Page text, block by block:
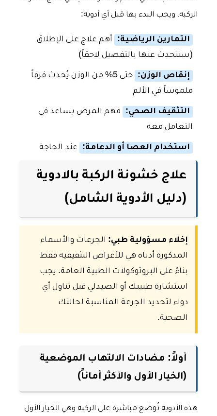
الركبه، ويجب البدء بها قبل أي أدوية:
التمارين الرياضية:
أهم علاج على الإطلاق
(سنتحدث عنها بالتفصيل لاحقاً)
إنقاص الوزن:
حتى 5% من الوزن يُحدث فرقاً
ملموساً في الألم
التثقيف الصحي:
فهم المرض يساعد في
التعامل معه
استخدام العصا أو الدعامة: عند الحاجة
علاج خشونة الركبة بالادوية
(دليل الأدوية الشامل)
إخلاء مسؤولية طبي: الجرعات والأسماء
المذكورة أدناه هي للأغراض التثقيفية فقط
بناءً على البروتوكولات الطبية العامة. يجب
استشارة طبيبك أو الصيدلي قبل تناول أي
دواء لتحديد الجرعة المناسبة لحالتك
الصحية.
أولاً: مضادات الالتهاب الموضعية
(الخيار الأول والأكثر أماناً)
هذه الأدوية تُوضع مباشرة على الركبة وهي الخيار الأول